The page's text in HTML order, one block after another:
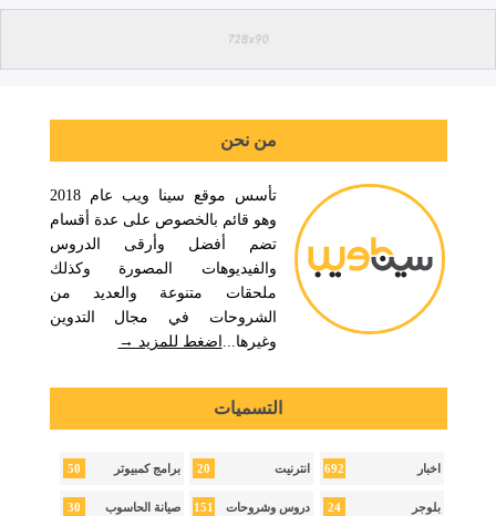
من نحن
تأسس موقع سينا ويب عام 2018
وهو قائم بالخصوص على عدة أقسام
تضم أفضل وأرقى الدروس
والفيديوهات المصورة وكذلك
ملحقات متنوعة والعديد من
الشروحات في مجال التدوين
وغيرها... اضغط للمزيد →
التسميات
اخبار 692 انترنيت 20 برامج كمبيوتر 50
بلوجر 24 دروس وشروحات 151 صيانة الحاسوب 30